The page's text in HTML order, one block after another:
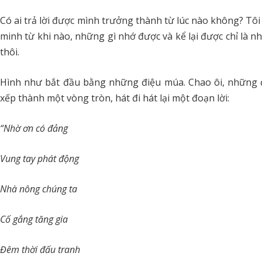
Có ai trả lời được mình trưởng thành từ lúc nào không?
minh từ khi nào, những gì nhớ được và kể lại được chỉ là
thôi.
Hình như bắt đầu bằng những điệu múa. Chao ôi,
xếp thành một vòng tròn, hát đi hát lại một đoạn lời:
“Nhờ ơn có đảng
Vung tay phát động
Nhà nông chúng ta
Cố gắng tăng gia
Đêm thời đấu tranh